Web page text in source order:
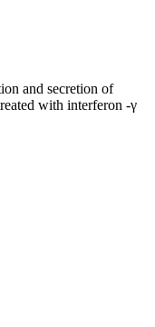
and secretion of
with interferon -γ